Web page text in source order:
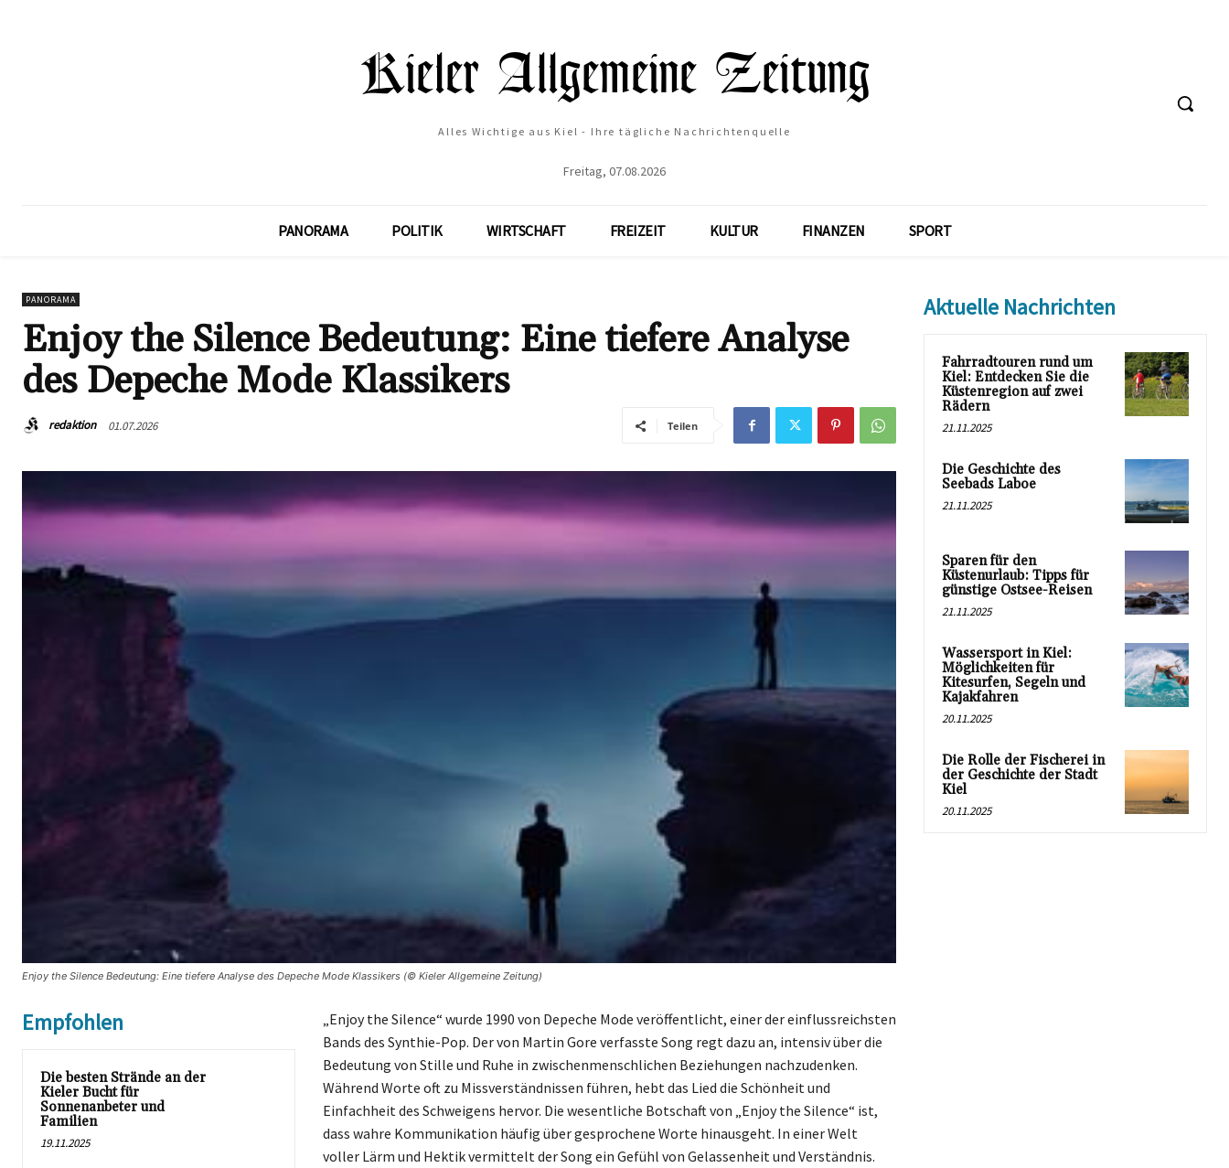
Alles Wichtige aus Kiel - Ihre tägliche Nachrichtenquelle
Freitag, 07.08.2026
PANORAMA POLITIK WIRTSCHAFT FREIZEIT KULTUR FINANZEN SPORT
PANORAMA
Enjoy the Silence Bedeutung: Eine tiefere Analyse
des Depeche Mode Klassikers
redaktion 01.07.2026 Teilen
Enjoy the Silence Bedeutung: Eine tiefere Analyse des Depeche Mode Klassikers (© Kieler Allgemeine Zeitung)
Empfohlen
Die besten Strände an der
Kieler Bucht für
Sonnenanbeter und
Familien
19.11.2025
„Enjoy the Silence“ wurde 1990 von Depeche Mode veröffentlicht, einer der einflussreichsten
Bands des Synthie-Pop. Der von Martin Gore verfasste Song regt dazu an, intensiv über die
Bedeutung von Stille und Ruhe in zwischenmenschlichen Beziehungen nachzudenken.
Während Worte oft zu Missverständnissen führen, hebt das Lied die Schönheit und
Einfachheit des Schweigens hervor. Die wesentliche Botschaft von „Enjoy the Silence“ ist,
dass wahre Kommunikation häufig über gesprochene Worte hinausgeht. In einer Welt
voller Lärm und Hektik vermittelt der Song ein Gefühl von Gelassenheit und Verständnis.
Aktuelle Nachrichten
Fahrradtouren rund um
Kiel: Entdecken Sie die
Küstenregion auf zwei
Rädern
21.11.2025
Die Geschichte des
Seebads Laboe
21.11.2025
Sparen für den
Küstenurlaub: Tipps für
günstige Ostsee-Reisen
21.11.2025
Wassersport in Kiel:
Möglichkeiten für
Kitesurfen, Segeln und
Kajakfahren
20.11.2025
Die Rolle der Fischerei in
der Geschichte der Stadt
Kiel
20.11.2025